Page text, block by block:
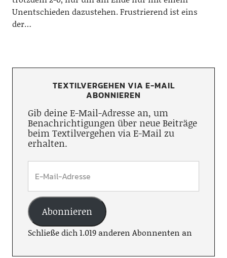
Unentschieden dazustehen. Frustrierend ist eins
der…
TEXTILVERGEHEN VIA E-MAIL
ABONNIEREN
Gib deine E-Mail-Adresse an, um
Benachrichtigungen über neue Beiträge
beim Textilvergehen via E-Mail zu
erhalten.
Abonnieren
Schließe dich 1.019 anderen Abonnenten an